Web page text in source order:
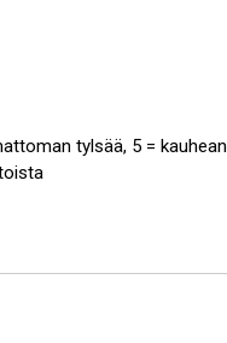
tylsää, 5 = kauhean